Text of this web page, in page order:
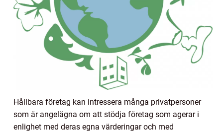
Hållbara företag kan intressera många privatpersoner
som är angelägna om att stödja företag som agerar i
enlighet med deras egna värderingar och med